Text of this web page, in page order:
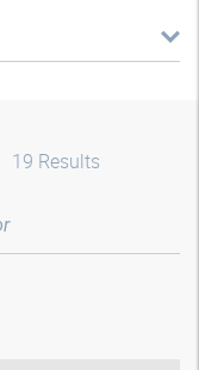
19 Results